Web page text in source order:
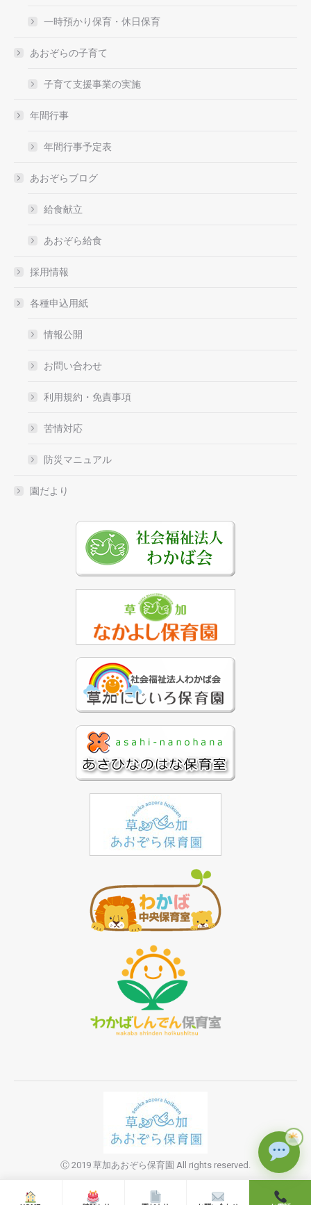
一時預かり保育・休日保育
あおぞらの子育て
子育て支援事業の実施
年間行事
年間行事予定表
あおぞらブログ
給食献立
あおぞら給食
採用情報
各種申込用紙
情報公開
お問い合わせ
利用規約・免責事項
苦情対応
防災マニュアル
園だより
Ⓒ 2019 草加あおぞら保育園 All rights reserved.